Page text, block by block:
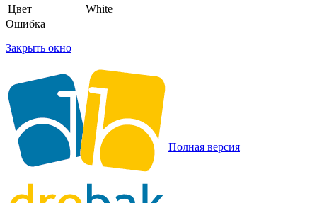
Цвет
White
Ошибка
Закрыть окно
Полная версия